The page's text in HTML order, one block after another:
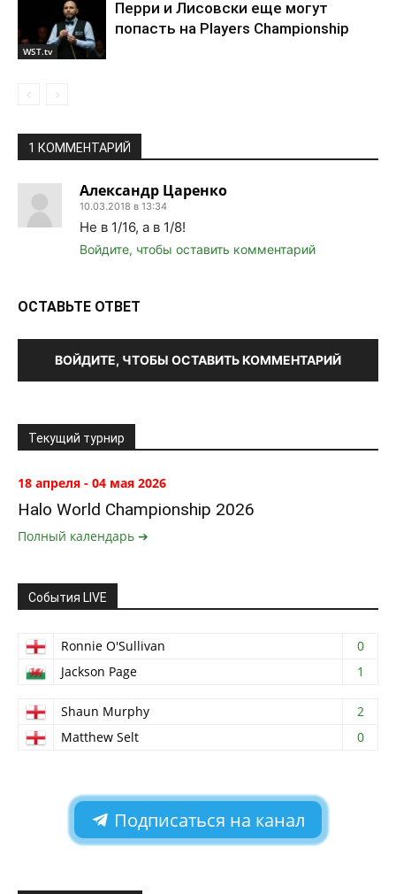
WST.tv
Перри и Лисовски еще могут
попасть на Players Championship
1 КОММЕНТАРИЙ
Александр Царенко
10.03.2018 в 13:34
Не в 1/16, а в 1/8!
Войдите, чтобы оставить комментарий
ОСТАВЬТЕ ОТВЕТ
ВОЙДИТЕ, ЧТОБЫ ОСТАВИТЬ КОММЕНТАРИЙ
Текущий турнир
18 апреля - 04 мая 2026
Halo World Championship 2026
Полный календарь ➔
События LIVE
Ronnie O'Sullivan
0
Jackson Page
1
Shaun Murphy
2
Matthew Selt
0
Подписаться на канал